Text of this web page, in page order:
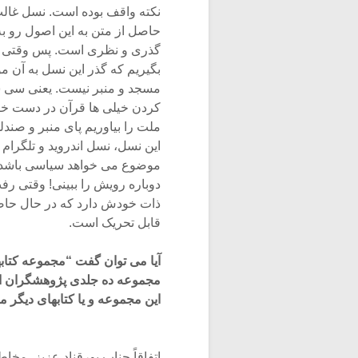
نکته واقف بوده است. نسل
حاصل از متن به این اصول رو
گذری و نظری است. پس وقتی می
بگیریم که گذر این نسل به آن
مسجد و منبر نیست. یعنی سی
کردن خیلی ها قرآن در دست
ملت را بیاوریم پای منبر و
این نسل، نسل اندروید و
موضوع می خواهد سیاسی
دوباره رویش را ببینی! وقتی
ذات خودش دارد که در حال حاضر
قابل تحریک است.
آیا می توان گفت “مجموعه
مجموعه ده جلدی پژوهشگران
این مجموعه و یا کتابهای